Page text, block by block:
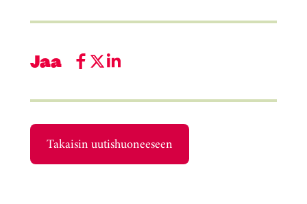
Jaa
Takaisin uutishuoneeseen